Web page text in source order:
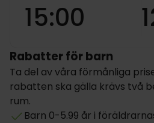
15:00
Rabatter för barn
Ta del av våra förmånliga
rabatten ska gälla krävs två
rum.
Barn 0-5.99 år i